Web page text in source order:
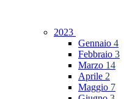
2023
Gennaio 4
Febbraio 3
Marzo 14
Aprile 2
Maggio 7